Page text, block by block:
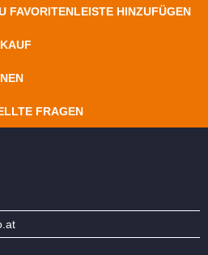
FAVORITENLEISTE HINZUFÜGEN
FRAGEN